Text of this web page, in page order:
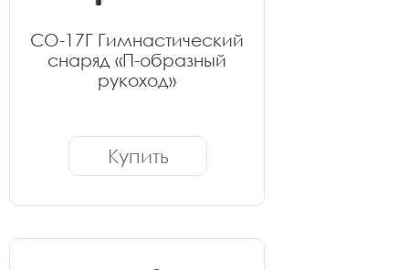
СО-17Г Гимнастический
снаряд «П-образный
рукоход»
Купить